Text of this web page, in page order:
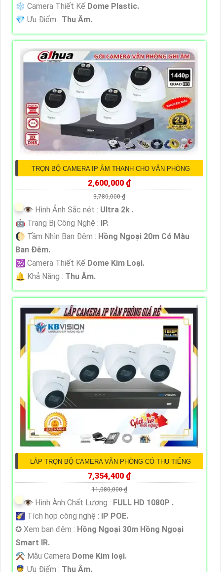
❄ Camera Thiết Kế Dome Plastic.
️💎 Ưu Điểm : Thu Âm.
TRỌN BỘ CAMERA IP ÂM THANH CHO VĂN PHÒNG
2,600,000 ₫
3,780,000 ₫
👁 Hình Ảnh Sắc nét : Ultra 2k .
🤖️ Trang Bị Công Nghệ :
IP.
🌔 Tầm Nhìn Ban Đêm : Hồng Ngoại 20m Có Màu
Ban Đêm.
🕉️ Camera Thiết Kế Dome Kim Loại.
️🔔 Khả Năng : Thu Âm.
LẮP TRỌN BỘ CAMERA VĂN PHÒNG CÓ THU TIẾNG
7,354,400 ₫
11,080,000 ₫
👁 Hình Ành Chất Lượng : FULL HD 1080P .
🌠 Tích hợp công nghệ : IP POE.
✪ Xem ban đêm : Hồng Ngoại 30m Hồng Ngoại
Smart IR.
⚒ Mẫu Camera Dome Kim loại.
️👮 Ưu Điểm : Thu Âm.